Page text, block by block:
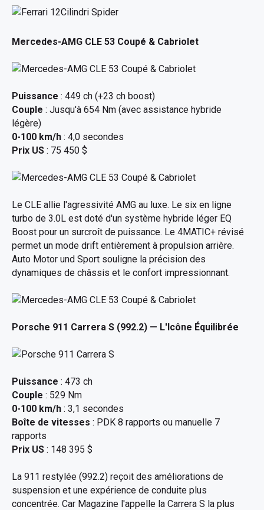
Mercedes-AMG CLE 53 Coupé & Cabriolet
Puissance : 449 ch (+23 ch boost)
Couple : Jusqu'à 654 Nm (avec assistance hybride
légère)
0-100 km/h : 4,0 secondes
Prix US : 75 450 $
Le CLE allie l'agressivité AMG au luxe. Le six en ligne
turbo de 3.0L est doté d'un système hybride léger EQ
Boost pour un surcroît de puissance. Le 4MATIC+ révisé
permet un mode drift entièrement à propulsion arrière.
Auto Motor und Sport souligne la précision des
dynamiques de châssis et le confort impressionnant.
Porsche 911 Carrera S (992.2) — L'Icône Équilibrée
Puissance : 473 ch
Couple : 529 Nm
0-100 km/h : 3,1 secondes
Boîte de vitesses : PDK 8 rapports ou manuelle 7
rapports
Prix US : 148 395 $
La 911 restylée (992.2) reçoit des améliorations de
suspension et une expérience de conduite plus
concentrée. Car Magazine l'appelle la Carrera S la plus